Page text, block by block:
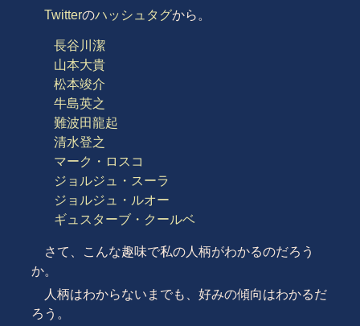
Twitterのハッシュタグから。
長谷川潔
山本大貴
松本竣介
牛島英之
難波田龍起
清水登之
マーク・ロスコ
ジョルジュ・スーラ
ジョルジュ・ルオー
ギュスターブ・クールベ
さて、こんな趣味で私の人柄がわかるのだろう
か。
人柄はわからないまでも、好みの傾向はわかるだ
ろう。